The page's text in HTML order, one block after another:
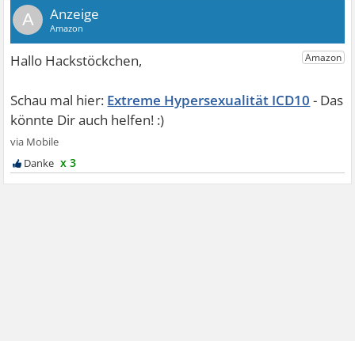
A
Extreme Hypersexualität ICD10
x 3